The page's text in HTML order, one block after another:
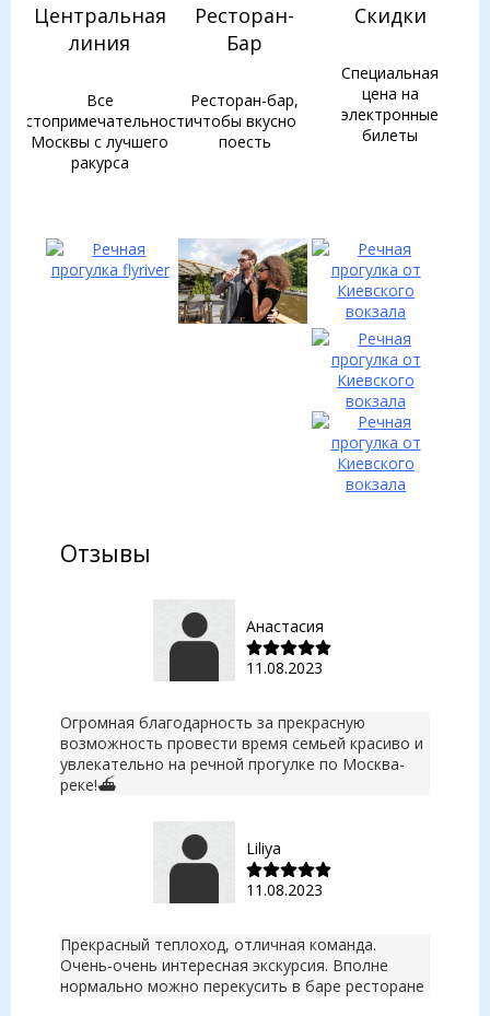
Центральная
линия
Все
достопримечательности
Москвы с лучшего
ракурса
Ресторан-
Бар
Ресторан-бар,
чтобы вкусно
поесть
Скидки
Специальная
цена на
электронные
билеты
Отзывы
Анастасия
11.08.2023
Огромная благодарность за прекрасную
возможность провести время семьей красиво и
увлекательно на речной прогулке по Москва-
реке!⛴️
Liliya
11.08.2023
Прекрасный теплоход, отличная команда.
Очень-очень интересная экскурсия. Вполне
нормально можно перекусить в баре ресторане